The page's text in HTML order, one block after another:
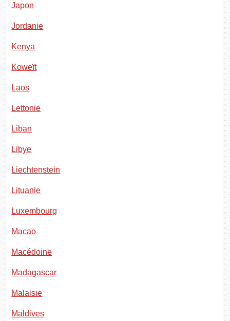
Japon
Jordanie
Kenya
Koweït
Laos
Lettonie
Liban
Libye
Liechtenstein
Lituanie
Luxembourg
Macao
Macédoine
Madagascar
Malaisie
Maldives